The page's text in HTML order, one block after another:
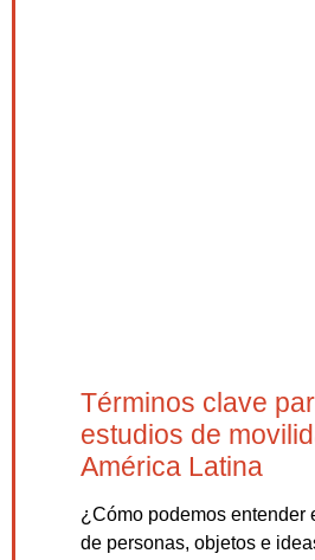
Términos clave
estudios de
América Latina
¿Cómo podemos entender
de personas, objetos e